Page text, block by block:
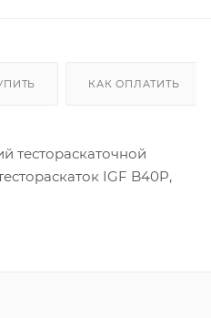
КАК ОПЛАТИТЬ
тестораскаточной
IGF B40P,